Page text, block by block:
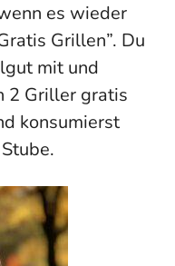
es wieder
Grillen”. Du
mit und
2 Griller gratis
konsumierst